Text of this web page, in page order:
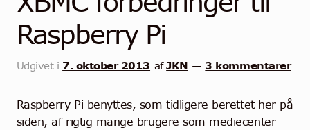
Kontakt
Raspberry Pi
Udgivet i 7. oktober 2013 afJKN — 3 kommentarer
Raspberry Pi benyttes, som tidligere berettet her på
siden, af rigtig mange brugere som mediecenter